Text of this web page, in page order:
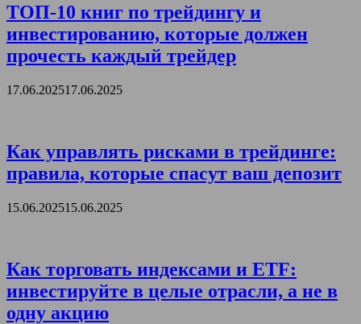
ТОП-10 книг по трейдингу и
инвестированию, которые должен
прочесть каждый трейдер
17.06.202517.06.2025
Как управлять рисками в трейдинге:
правила, которые спасут ваш депозит
15.06.202515.06.2025
Как торговать индексами и ETF:
инвестируйте в целые отрасли, а не в
одну акцию